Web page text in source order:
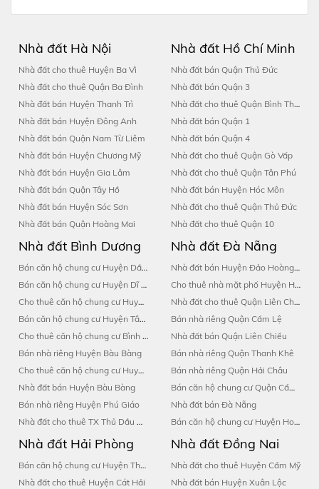
Nhà đất Hà Nội
Nhà đất cho thuê Huyện Ba Vì
Nhà đất cho thuê Quận Ba Đình
Nhà đất bán Huyện Thanh Trì
Nhà đất bán Huyện Đông Anh
Nhà đất bán Quận Nam Từ Liêm
Nhà đất bán Huyện Chương Mỹ
Nhà đất bán Huyện Gia Lâm
Nhà đất bán Quận Tây Hồ
Nhà đất bán Huyện Sóc Sơn
Nhà đất bán Quận Hoàng Mai
Nhà đất Hồ Chí Minh
Nhà đất bán Quận Thủ Đức
Nhà đất bán Quận 3
Nhà đất cho thuê Quận Bình Thạnh
Nhà đất bán Quận 1
Nhà đất bán Quận 4
Nhà đất cho thuê Quận Gò Vấp
Nhà đất cho thuê Quận Tân Phú
Nhà đất bán Huyện Hóc Môn
Nhà đất cho thuê Quận Thủ Đức
Nhà đất cho thuê Quận 10
Nhà đất Bình Dương
Bán căn hộ chung cư Huyện Dầu Tiếng
Bán căn hộ chung cư Huyện Dĩ An
Cho thuê căn hộ chung cư Huyện Tân Uyên
Bán căn hộ chung cư Huyện Tân Uyên
Cho thuê căn hộ chung cư Bình Dương
Bán nhà riêng Huyện Bàu Bàng
Cho thuê căn hộ chung cư Huyện Thuận An
Nhà đất bán Huyện Bàu Bàng
Bán nhà riêng Huyện Phú Giáo
Nhà đất cho thuê TX Thủ Dầu Một
Nhà đất Đà Nẵng
Nhà đất bán Huyện Đảo Hoàng Sa
Cho thuê nhà mặt phố Huyện Hoà Vang
Nhà đất cho thuê Quận Liên Chiểu
Bán nhà riêng Quận Cẩm Lệ
Nhà đất bán Quận Liên Chiểu
Bán nhà riêng Quận Thanh Khê
Bán nhà riêng Quận Hải Châu
Bán căn hộ chung cư Quận Cẩm Lệ
Nhà đất bán Đà Nẵng
Bán căn hộ chung cư Huyện Hoà Vang
Nhà đất Hải Phòng
Bán căn hộ chung cư Huyện Thuỷ Nguyên
Nhà đất cho thuê Huyện Cát Hải
Nhà đất Đồng Nai
Nhà đất cho thuê Huyện Cẩm Mỹ
Nhà đất bán Huyện Xuân Lộc